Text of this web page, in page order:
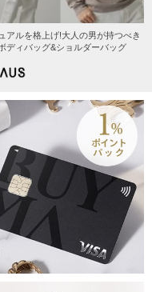
アルを格上げ!大人の男が持つべき
ディバッグ&ショルダーバッグ